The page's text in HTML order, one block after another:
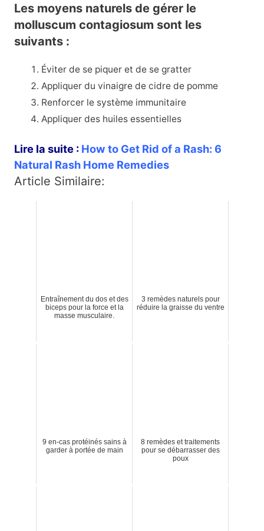
Les moyens naturels de gérer le
molluscum contagiosum sont les
suivants :
Éviter de se piquer et de se gratter
Appliquer du vinaigre de cidre de pomme
Renforcer le système immunitaire
Appliquer des huiles essentielles
Lire la suite : How to Get Rid of a Rash: 6
Natural Rash Home Remedies
Article Similaire:
Entraînement du dos et des
biceps pour la force et la
masse musculaire.
3 remèdes naturels pour
réduire la graisse du ventre
9 en-cas protéinés sains à
garder à portée de main
8 remèdes et traitements
pour se débarrasser des
poux